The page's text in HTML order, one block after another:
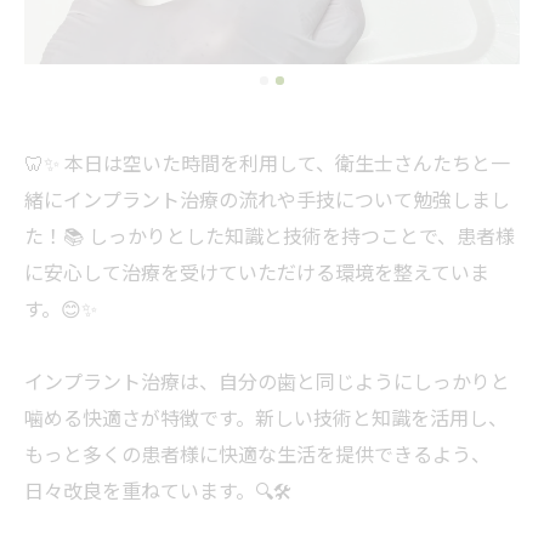
🦷✨ 本日は空いた時間を利用して、衛生士さんたちと一
緒にインプラント治療の流れや手技について勉強しまし
た！📚 しっかりとした知識と技術を持つことで、患者様
に安心して治療を受けていただける環境を整えていま
す。😊✨
インプラント治療は、自分の歯と同じようにしっかりと
噛める快適さが特徴です。新しい技術と知識を活用し、
もっと多くの患者様に快適な生活を提供できるよう、
日々改良を重ねています。🔍🛠️